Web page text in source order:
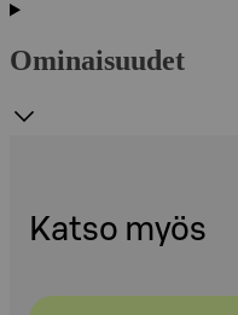
Ominaisuudet
Katso myös